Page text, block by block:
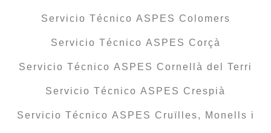
Servicio Técnico ASPES Colomers
Servicio Técnico ASPES Corçà
Servicio Técnico ASPES Cornellà del Terri
Servicio Técnico ASPES Crespià
Servicio Técnico ASPES Cruïlles, Monells i